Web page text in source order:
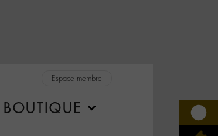
Espace membre
BOUTIQUE